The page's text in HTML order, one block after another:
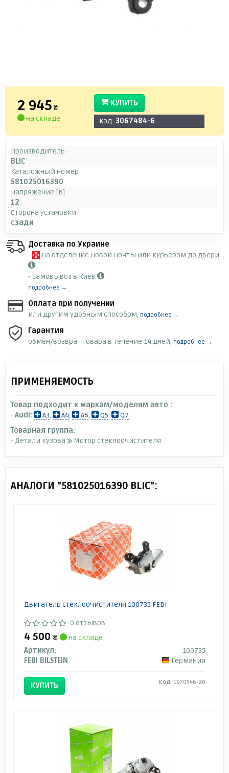
2 945 ₴
на складе
КУПИТЬ
Код: 3067484-6
Производитель
BLIC
Каталожный номер
581025016390
Напряжение [В]
12
Сторона установки
сзади
Доставка по Украине
-
на отделение Новой Почты или курьером до двери
- самовывоз в Киев
подробнее →
Оплата при получении
или другим удобным способом, подробнее →
Гарантия
обмен/возврат товара в течение 14 дней, подробнее →
ПРИМЕНЯЕМОСТЬ
Товар подходит к маркам/моделям авто :
- Audi: A3, A4, A6, Q5,
Q7
Товарная группа:
- Детали кузова
Мотор стеклоочистителя
АНАЛОГИ "581025016390 BLIC":
Двигатель стеклоочистителя 100735 FEBI
0 отзывов
4 500 ₴
на складе
Артикул:
100735
FEBI BILSTEIN
Германия
КУПИТЬ Код: 1970546-20